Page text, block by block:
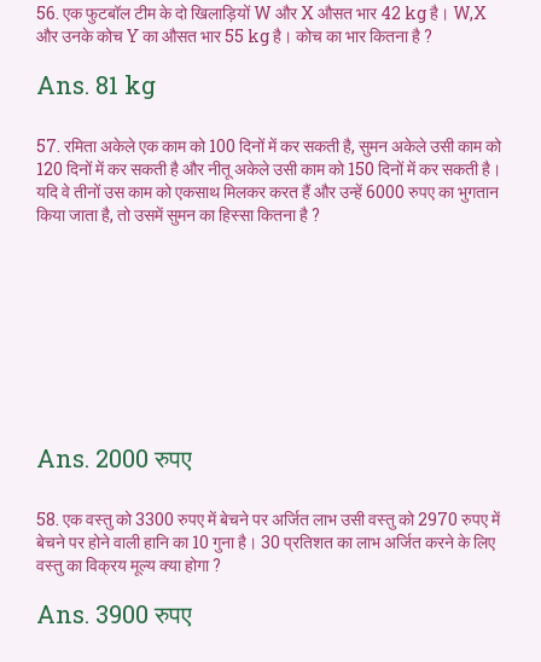
56. एक फुटबॉल टीम के दो खिलाड़ियों W और X औसत भार 42 kg है। W,X
और उनके कोच Y का औसत भार 55 kg है। कोच का भार कितना है ?
Ans. 81 kg
57. रमिता अकेले एक काम को 100 दिनों में कर सकती है, सुमन अकेले उसी काम को
120 दिनों में कर सकती है और नीतू अकेले उसी काम को 150 दिनों में कर सकती है।
यदि वे तीनों उस काम को एकसाथ मिलकर करत हैं और उन्हें 6000 रुपए का भुगतान
किया जाता है, तो उसमें सुमन का हिस्सा कितना है ?
Ans. 2000 रुपए
58. एक वस्तु को 3300 रुपए में बेचने पर अर्जित लाभ उसी वस्तु को 2970 रुपए में
बेचने पर होने वाली हानि का 10 गुना है। 30 प्रतिशत का लाभ अर्जित करने के लिए
वस्तु का विक्रय मूल्य क्या होगा ?
Ans. 3900 रुपए